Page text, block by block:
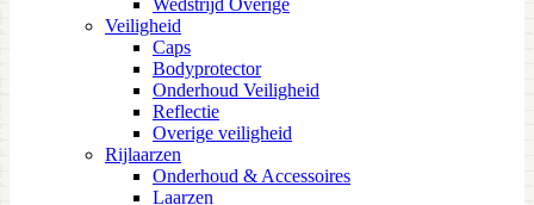
Wedstrijd Overige
Veiligheid
Caps
Bodyprotector
Onderhoud Veiligheid
Reflectie
Overige veiligheid
Rijlaarzen
Onderhoud & Accessoires
Laarzen